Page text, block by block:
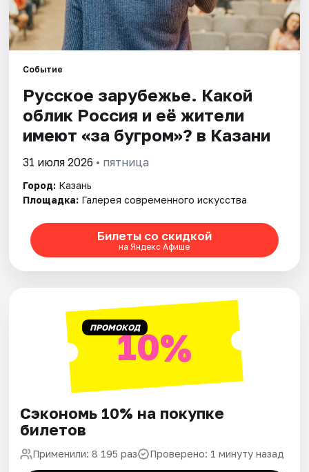
Города
Площадки
Артисты
Рейтинги
Событие
Русское зарубежье. Какой
облик Россия и её жители
имеют «за бугром»? в Казани
31 июля 2026 • пятница
Город: Казань
Площадка: Галерея современного искусства
Билеты со скидкой
на Яндекс Афише
ПРОМОКОД10%
Сэкономь 10% на покупке
билетов
Применили: 8 195 раз Проверено: 1 минуту назад